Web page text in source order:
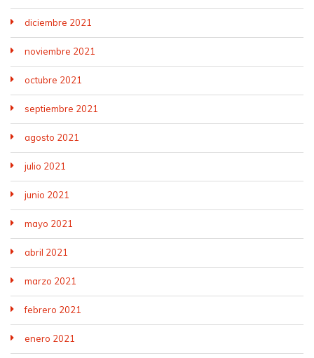
diciembre 2021
noviembre 2021
octubre 2021
septiembre 2021
agosto 2021
julio 2021
junio 2021
mayo 2021
abril 2021
marzo 2021
febrero 2021
enero 2021